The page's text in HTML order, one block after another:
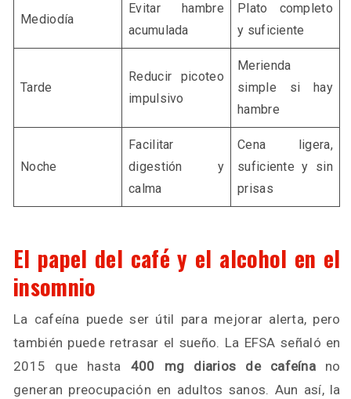
Mediodía
Evitar hambre
acumulada
Plato completo
y suficiente
Tarde
Reducir picoteo
impulsivo
Merienda
simple si hay
hambre
Noche
Facilitar
digestión y
calma
Cena ligera,
suficiente y sin
prisas
El papel del café y el alcohol en el
insomnio
La cafeína puede ser útil para mejorar alerta, pero
también puede retrasar el sueño. La EFSA señaló en
2015 que hasta 400 mg diarios de cafeína no
generan preocupación en adultos sanos. Aun así, la